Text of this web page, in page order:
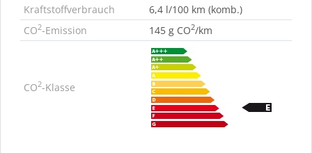
Kraftstoffverbrauch
6,4 l/100 km (komb.)
CO2-Emission 145 g CO2/km
CO2-Klasse